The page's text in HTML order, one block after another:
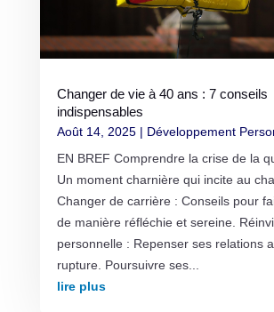
Changer de vie à 40 ans : 7 conseils
indispensables
Août 14, 2025| Développement
EN BREF Comprendre la crise de la
Un moment charnière qui incite au
Changer de carrière : Conseils pour
de manière réfléchie et sereine.
personnelle : Repenser ses relations
rupture. Poursuivre ses...
lire plus